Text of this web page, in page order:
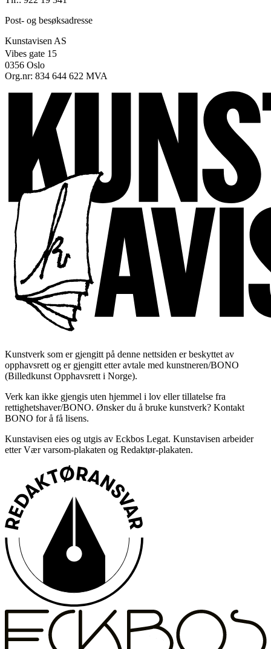
Post- og besøksadresse
Kunstavisen AS
Vibes gate 15
0356 Oslo
Org.nr: 834 644 622 MVA
Kunstverk som er gjengitt på denne nettsiden er beskyttet av
opphavsrett og er gjengitt etter avtale med kunstneren/BONO
(Billedkunst Opphavsrett i Norge).
Verk kan ikke gjengis uten hjemmel i lov eller tillatelse fra
rettighetshaver/BONO. Ønsker du å bruke kunstverk? Kontakt
BONO for å få lisens.
Kunstavisen eies og utgis av Eckbos Legat. Kunstavisen arbeider
etter Vær varsom-plakaten og Redaktør-plakaten.